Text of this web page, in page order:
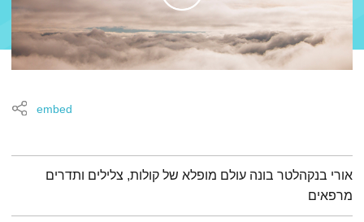
embed
תמצית הפודקאסט
אורי בנקהלטר בונה עולם מופלא של קולות, צלילים ותדרים
מרפאים